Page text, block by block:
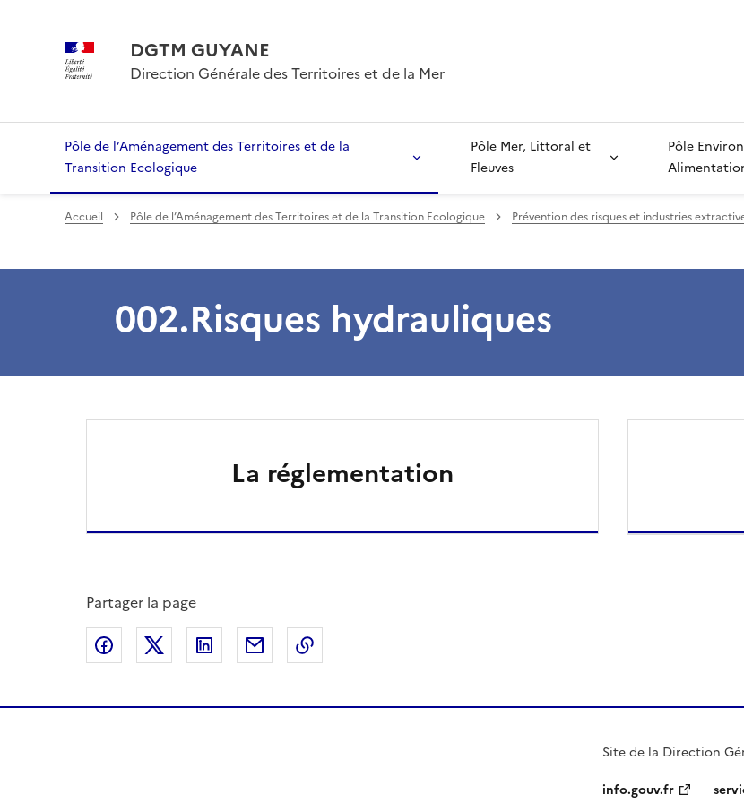
DGTM GUYANE
Direction Générale des Territoires et de la Mer
Pôle de l’Aménagement des Territoires et de la
Transition Ecologique
Pôle Mer, Littoral et
Fleuves
Pôle
Accueil Pôle de l’Aménagement des Territoires et de la Transition Ecologique Prévention des risques et industries
002.Risques hydrauliques
La réglementation
Partager la page
Partager sur Facebook
Partager sur XPartager sur LinkedIn
Partager par email
Site de la Direction
info.gouv.fr